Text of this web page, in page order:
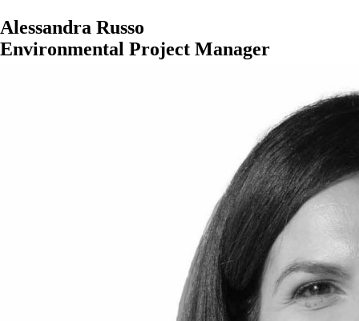
Alessandra Russo
Environmental Project Manager